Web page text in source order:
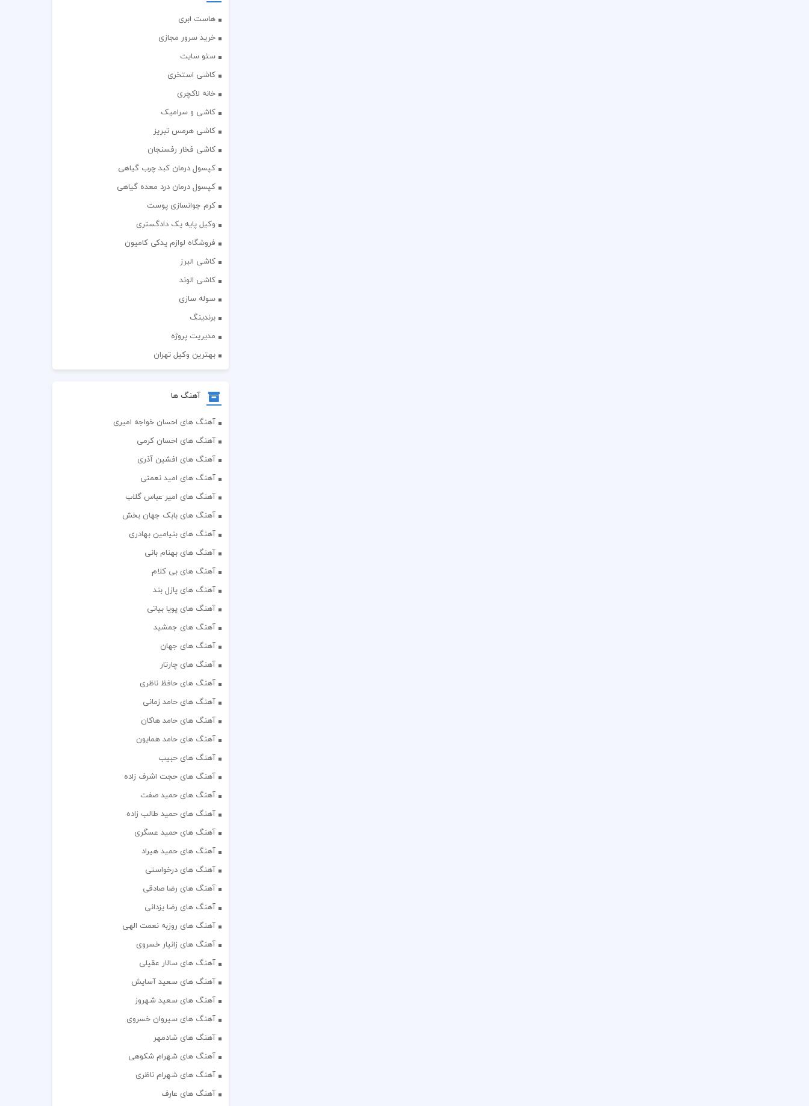
هاست ابری
خرید سرور مجازی
سئو سایت
کاشی استخری
خانه لاکچری
کاشی و سرامیک
کاشی هرمس تبریز
کاشی فخار رفسنجان
کپسول درمان کبد چرب گیاهی
کپسول درمان درد معده گیاهی
کرم جوانسازی پوست
وکیل پایه یک دادگستری
فروشگاه لوازم یدکی کامیون
کاشی البرز
کاشی الوند
سوله سازی
برندینگ
مدیریت پروژه
بهترین وکیل تهران
آهنگ ها
آهنگ های احسان خواجه امیری
آهنگ های احسان کرمی
آهنگ های افشین آذری
آهنگ های امید نعمتی
آهنگ های امیر عباس گلاب
آهنگ های بابک جهان بخش
آهنگ های بنیامین بهادری
آهنگ های بهنام بانی
آهنگ های بی کلام
آهنگ های پازل بند
آهنگ های پویا بیاتی
آهنگ های جمشید
آهنگ های جهان
آهنگ های چارتار
آهنگ های حافظ ناظری
آهنگ های حامد زمانی
آهنگ های حامد هاکان
آهنگ های حامد همایون
آهنگ های حبیب
آهنگ های حجت اشرف زاده
آهنگ های حمید صفت
آهنگ های حمید طالب زاده
آهنگ های حمید عسگری
آهنگ های حمید هیراد
آهنگ های درخواستی
آهنگ های رضا صادقی
آهنگ های رضا یزدانی
آهنگ های روزبه نعمت الهی
آهنگ های زانیار خسروی
آهنگ های سالار عقیلی
آهنگ های سعید آسایش
آهنگ های سعید شهروز
آهنگ های سیروان خسروی
آهنگ های شادمهر
آهنگ های شهرام شکوهی
آهنگ های شهرام ناظری
آهنگ های عارف